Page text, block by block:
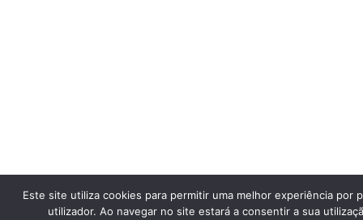
Este site utiliza cookies para permitir uma melhor experiência por
utilizador. Ao navegar no site estará a consentir a sua